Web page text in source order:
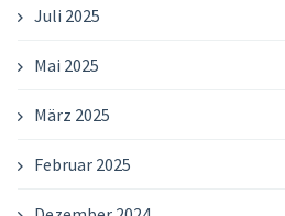
Juli 2025
Mai 2025
März 2025
Februar 2025